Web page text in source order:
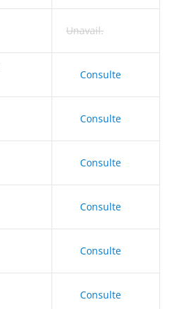
Unavail.
Consulte
Consulte
Consulte
Consulte
Consulte
Consulte